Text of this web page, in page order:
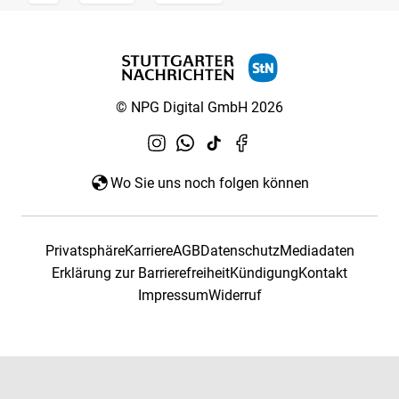
© NPG Digital GmbH 2026
Wo Sie uns noch folgen können
PrivatsphäreKarriereAGBDatenschutzMediadaten
Erklärung zur BarrierefreiheitKündigungKontakt
ImpressumWiderruf